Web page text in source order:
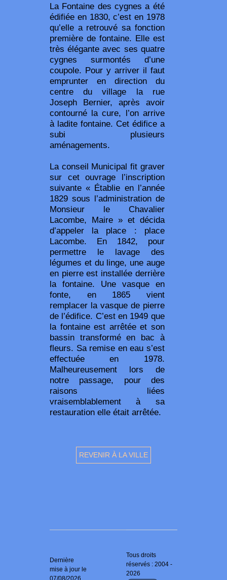
La Fontaine des cygnes a été
édifiée en 1830, c’est en 1978
qu’elle a retrouvé sa fonction
première de fontaine. Elle est
très élégante avec ses quatre
cygnes surmontés d’une
coupole. Pour y arriver il faut
emprunter en direction du
centre du village la rue
Joseph Bernier, après avoir
contourné la cure, l’on arrive
à ladite fontaine. Cet édifice a
subi plusieurs
aménagements.
La conseil Municipal fit graver
sur cet ouvrage l’inscription
suivante « Établie en l’année
1829 sous l’administration de
Monsieur le Chavalier
Lacombe, Maire » et décida
d’appeler la place : place
Lacombe. En 1842, pour
permettre le lavage des
légumes et du linge, une auge
en pierre est installée derrière
la fontaine. Une vasque en
fonte, en 1865 vient
remplacer la vasque de pierre
de l’édifice. C’est en 1949 que
la fontaine est arrêtée et son
bassin transformé en bac à
fleurs. Sa remise en eau s’est
effectuée en 1978.
Malheureusement lors de
notre passage, pour des
raisons liées
vraisemblablement à sa
restauration elle était arrêtée.
REVENIR À LA VILLE
Dernière
mise à jour le
07/08/2026
Tous droits
réservés : 2004 -
2026